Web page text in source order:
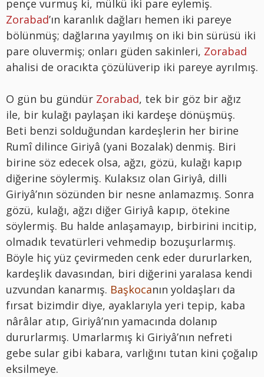
pençe vurmuş ki, mülkü iki pare eylemiş.
Zorabad’ın karanlık dağları hemen iki pareye
bölünmüş; dağlarına yayılmış on iki bin sürüsü iki
pare oluvermiş; onları güden sakinleri, Zorabad
ahalisi de oracıkta çözülüverip iki pareye ayrılmış.
O gün bu gündür Zorabad, tek bir göz bir ağız
ile, bir kulağı paylaşan iki kardeşe dönüşmüş.
Beti benzi solduğundan kardeşlerin her birine
Rumî dilince Giriyâ (yani Bozalak) denmiş. Biri
birine söz edecek olsa, ağzı, gözü, kulağı kapıp
diğerine söylermiş. Kulaksız olan Giriyâ, dilli
Giriyâ’nın sözünden bir nesne anlamazmış. Sonra
gözü, kulağı, ağzı diğer Giriyâ kapıp, ötekine
söylermiş. Bu halde anlaşamayıp, birbirini incitip,
olmadık tevatürleri vehmedip bozuşurlarmış.
Böyle hiç yüz çevirmeden cenk eder dururlarken,
kardeşlik davasından, biri diğerini yaralasa kendi
uzvundan kanarmış. Başkocanın yoldaşları da
fırsat bizimdir diye, ayaklarıyla yeri tepip, kaba
nârâlar atıp, Giriyâ’nın yamacında dolanıp
dururlarmış. Umarlarmış ki Giriyâ’nın nefreti
gebe sular gibi kabara, varlığını tutan kini çoğalıp
eksilmeye.